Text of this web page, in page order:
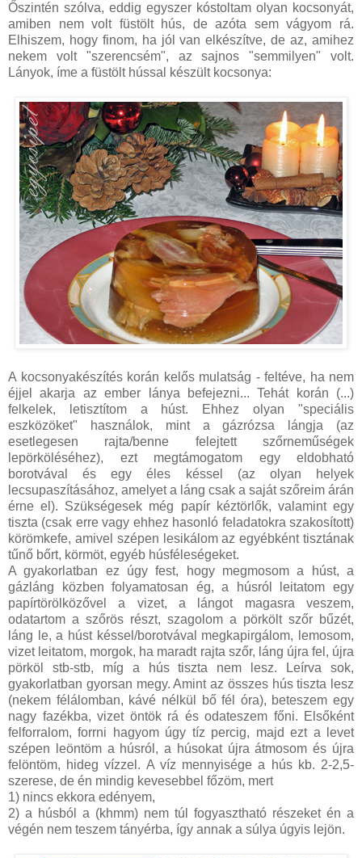
Őszintén szólva, eddig egyszer kóstoltam olyan kocsonyát,
amiben nem volt füstölt hús, de azóta sem vágyom rá.
Elhiszem, hogy finom, ha jól van elkészítve, de az, amihez
nekem volt "szerencsém", az sajnos "semmilyen" volt.
Lányok, íme a füstölt hússal készült kocsonya:
A kocsonyakészítés korán kelős mulatság - feltéve, ha nem
éjjel akarja az ember lánya befejezni... Tehát korán (...)
felkelek, letisztítom a húst. Ehhez olyan "speciális
eszközöket" használok, mint a gázrózsa lángja (az
esetlegesen rajta/benne felejtett szőrneműségek
lepörköléséhez), ezt megtámogatom egy eldobható
borotvával és egy éles késsel (az olyan helyek
lecsupaszításához, amelyet a láng csak a saját szőreim árán
érne el). Szükségesek még papír kéztörlők, valamint egy
tiszta (csak erre vagy ehhez hasonló feladatokra szakosított)
körömkefe, amivel szépen lesikálom az egyébként tisztának
tűnő bőrt, körmöt, egyéb húsféleségeket.
A gyakorlatban ez úgy fest, hogy megmosom a húst, a
gázláng közben folyamatosan ég, a húsról leitatom egy
papírtörölközővel a vizet, a lángot magasra veszem,
odatartom a szőrös részt, szagolom a pörkölt szőr bűzét,
láng le, a húst késsel/borotvával megkapirgálom, lemosom,
vizet leitatom, morgok, ha maradt rajta szőr, láng újra fel, újra
pörköl stb-stb, míg a hús tiszta nem lesz. Leírva sok,
gyakorlatban gyorsan megy. Amint az összes hús tiszta lesz
(nekem félálomban, kávé nélkül bő fél óra), beteszem egy
nagy fazékba, vizet öntök rá és odateszem főni. Elsőként
felforralom, forrni hagyom úgy tíz percig, majd ezt a levet
szépen leöntöm a húsról, a húsokat újra átmosom és újra
felöntöm, hideg vízzel. A víz mennyisége a hús kb. 2-2,5-
szerese, de én mindig kevesebbel főzöm, mert
1) nincs ekkora edényem,
2) a húsból a (khmm) nem túl fogyasztható részeket én a
végén nem teszem tányérba, így annak a súlya úgyis lejön.